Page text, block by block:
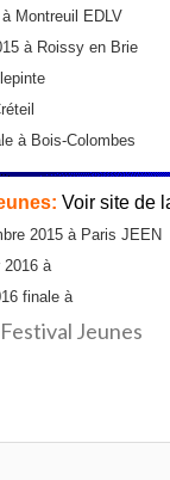
Montreuil EDLV
à Roissy en Brie
à Bois-Colombes
Voir site de
2015 à Paris JEEN
2016 à
finale à
Festival Jeunes